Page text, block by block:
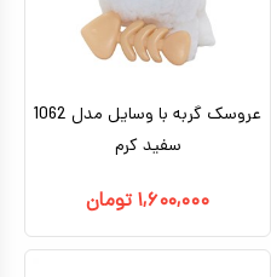
کیف و کوله پشتی
اسباب بازی علمی
اسباب بازی مشاغل
اسباب بازی لوازم خانگی
عروسک گربه با وسایل مدل 1062
سفید کرم
۱,۶۰۰,۰۰۰ تومان